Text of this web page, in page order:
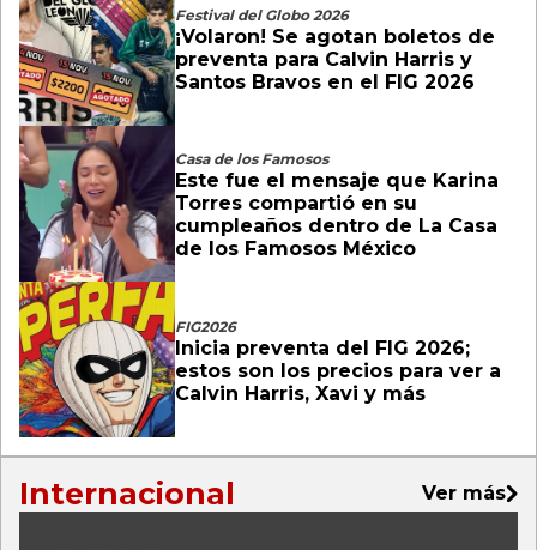
Festival del Globo 2026
¡Volaron! Se agotan boletos de
preventa para Calvin Harris y
Santos Bravos en el FIG 2026
Casa de los Famosos
Este fue el mensaje que Karina
Torres compartió en su
cumpleaños dentro de La Casa
de los Famosos México
FIG2026
Inicia preventa del FIG 2026;
estos son los precios para ver a
Calvin Harris, Xavi y más
Internacional Ver más